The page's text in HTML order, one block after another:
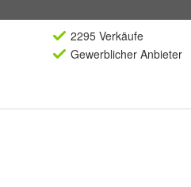
2295 Verkäufe
Gewerblicher Anbieter